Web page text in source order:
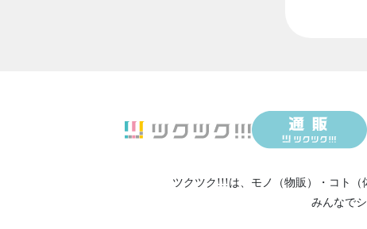
ツクツク!!!は、 モノ（物販） ・ コト（
みんなで